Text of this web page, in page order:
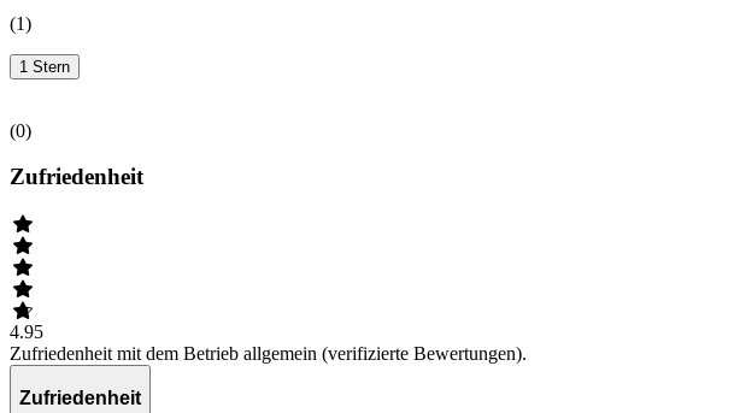
(1)
1 Stern
(0)
Zufriedenheit
4.95
Zufriedenheit mit dem Betrieb allgemein (verifizierte Bewertungen).
Zufriedenheit